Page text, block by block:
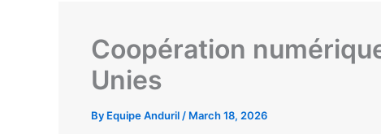
Coopération
Unies
By Equipe Anduril / March 18, 2026